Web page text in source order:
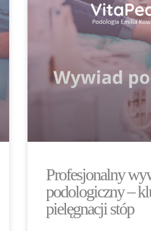
Profesjonalny
podologiczny –
pielęgnacji stóp